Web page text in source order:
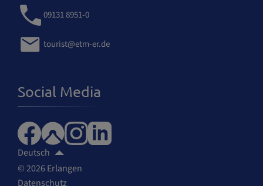
09131 8951-0
tourist@etm-er.de
Social Media
Deutsch
© 2026 Erlangen
Datenschutz